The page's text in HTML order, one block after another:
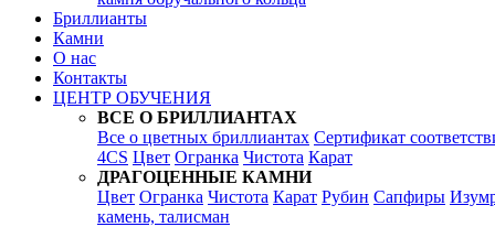
Бриллианты
Камни
О нас
Контакты
ЦЕНТР ОБУЧЕНИЯ
ВСЕ О БРИЛЛИАНТАХ
Все о цветных бриллиантах Сертификат
4CS Цвет Огранка Чистота Карат
ДРАГОЦЕННЫЕ КАМНИ
Цвет Огранка Чистота Карат Рубин Сапфиры
камень, талисман